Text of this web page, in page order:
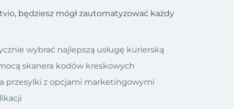
będziesz mógł zautomatyzować każdy
wybrać najlepszą usługę kurierską
skanera kodów kreskowych
przesylki z opcjami marketingowymi